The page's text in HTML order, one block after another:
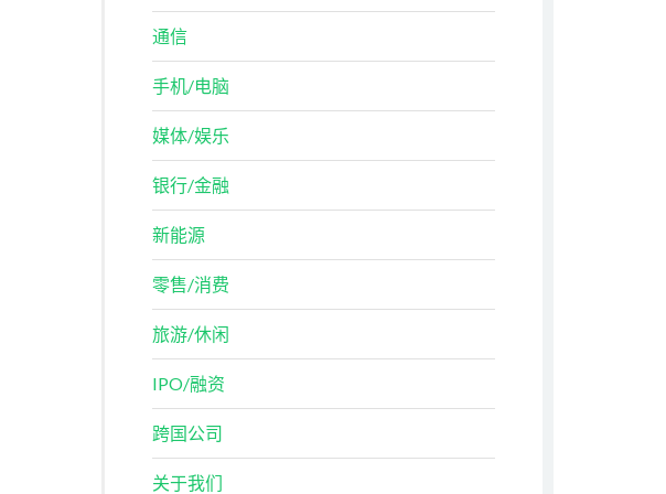
通信
手机/电脑
媒体/娱乐
银行/金融
新能源
零售/消费
旅游/休闲
IPO/融资
跨国公司
关于我们